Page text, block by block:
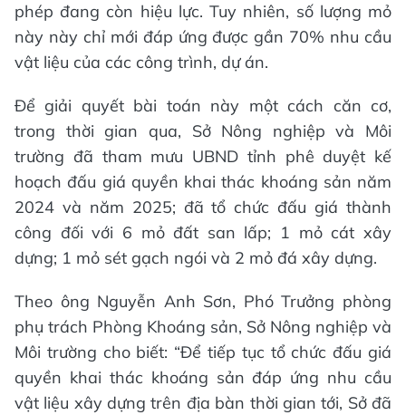
phép đang còn hiệu lực. Tuy nhiên, số lượng mỏ
này này chỉ mới đáp ứng được gần 70% nhu cầu
vật liệu của các công trình, dự án.
Để giải quyết bài toán này một cách căn cơ,
trong thời gian qua, Sở Nông nghiệp và Môi
trường đã tham mưu UBND tỉnh phê duyệt kế
hoạch đấu giá quyền khai thác khoáng sản năm
2024 và năm 2025; đã tổ chức đấu giá thành
công đối với 6 mỏ đất san lấp; 1 mỏ cát xây
dựng; 1 mỏ sét gạch ngói và 2 mỏ đá xây dựng.
Theo ông Nguyễn Anh Sơn, Phó Trưởng phòng
phụ trách Phòng Khoáng sản, Sở Nông nghiệp và
Môi trường cho biết: “Để tiếp tục tổ chức đấu giá
quyền khai thác khoáng sản đáp ứng nhu cầu
vật liệu xây dựng trên địa bàn thời gian tới, Sở đã